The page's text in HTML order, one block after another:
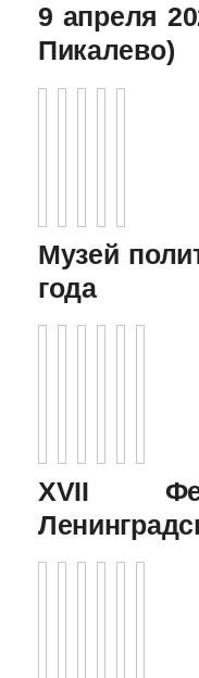
9 апреля
Пикалево)
Музей
года
XVII